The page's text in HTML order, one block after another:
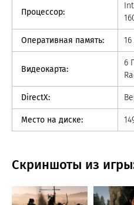
Процессор:
Оперативная память:
Видеокарта:
6
DirectX:
Место на диске:
Скриншоты из